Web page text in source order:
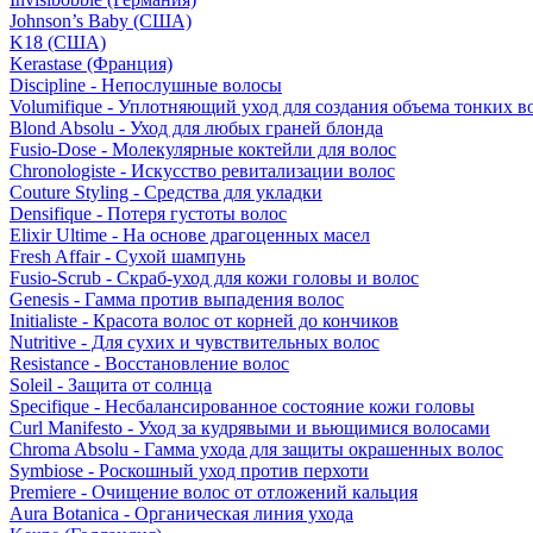
Johnson’s Baby (США)
K18 (США)
Kerastase (Франция)
Discipline - Непослушные волосы
Volumifique - Уплотняющий уход для создания объема тонких
Blond Absolu - Уход для любых граней блонда
Fusio-Dose - Молекулярные коктейли для волос
Chronologiste - Искусство ревитализации волос
Couture Styling - Средства для укладки
Densifique - Потеря густоты волос
Elixir Ultime - На основе драгоценных масел
Fresh Affair - Сухой шампунь
Fusio-Scrub - Скраб-уход для кожи головы и волос
Genesis - Гамма против выпадения волос
Initialiste - Красота волос от корней до кончиков
Nutritive - Для сухих и чувствительных волос
Resistance - Восстановление волос
Soleil - Защита от солнца
Specifique - Несбалансированное состояние кожи головы
Curl Manifesto - Уход за кудрявыми и вьющимися волосами
Chroma Absolu - Гамма ухода для защиты окрашенных волос
Symbiose - Роскошный уход против перхоти
Premiere - Очищение волос от отложений кальция
Aura Botanica - Органическая линия ухода